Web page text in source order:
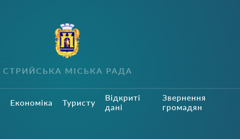
СТРИЙСЬКА МІСЬКА РАДА
Економіка Туристу
Відкриті
дані
Звернення
громадян